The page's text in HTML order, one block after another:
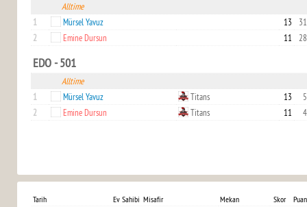
Alltime
1
Mürsel Yavuz 13
2
Emine Dursun 11
EDO - 501
Alltime
1
Mürsel Yavuz Titans 13
2
Emine Dursun Titans 11
Tarih Ev Sahibi Misafir Mekan Skor
Puan